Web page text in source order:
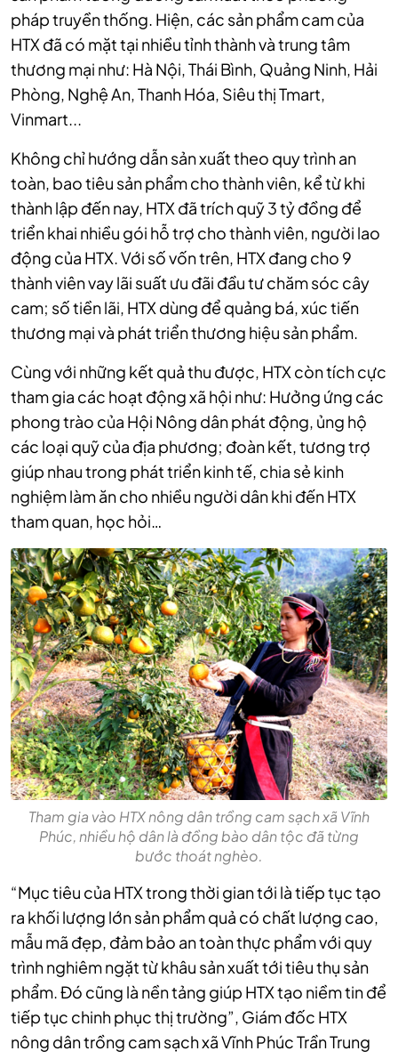
pháp truyền thống. Hiện, các sản phẩm cam của
HTX đã có mặt tại nhiều tỉnh thành và trung tâm
thương mại như: Hà Nội, Thái Bình, Quảng Ninh, Hải
Phòng, Nghệ An, Thanh Hóa, Siêu thị Tmart,
Vinmart...
Không chỉ hướng dẫn sản xuất theo quy trình an
toàn, bao tiêu sản phẩm cho thành viên, kể từ khi
thành lập đến nay, HTX đã trích quỹ 3 tỷ đồng để
triển khai nhiều gói hỗ trợ cho thành viên, người lao
động của HTX. Với số vốn trên, HTX đang cho 9
thành viên vay lãi suất ưu đãi đầu tư chăm sóc cây
cam; số tiền lãi, HTX dùng để quảng bá, xúc tiến
thương mại và phát triển thương hiệu sản phẩm.
Cùng với những kết quả thu được, HTX còn tích cực
tham gia các hoạt động xã hội như: Hưởng ứng các
phong trào của Hội Nông dân phát động, ủng hộ
các loại quỹ của địa phương; đoàn kết, tương trợ
giúp nhau trong phát triển kinh tế, chia sẻ kinh
nghiệm làm ăn cho nhiều người dân khi đến HTX
tham quan, học hỏi…
Tham gia vào HTX nông dân trồng cam sạch xã Vĩnh
Phúc, nhiều hộ dân là đồng bào dân tộc đã từng
bước thoát nghèo.
“Mục tiêu của HTX trong thời gian tới là tiếp tục tạo
ra khối lượng lớn sản phẩm quả có chất lượng cao,
mẫu mã đẹp, đảm bảo an toàn thực phẩm với quy
trình nghiêm ngặt từ khâu sản xuất tới tiêu thụ sản
phẩm. Đó cũng là nền tảng giúp HTX tạo niềm tin để
tiếp tục chinh phục thị trường”, Giám đốc HTX
nông dân trồng cam sạch xã Vĩnh Phúc Trần Trung